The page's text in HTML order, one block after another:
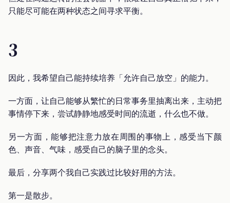
只能尽可能在两种状态之间寻求平衡。
3
因此，我希望自己能持续培养「允许自己放空」的能力。
一方面，让自己能够从繁忙的日常事务里抽离出来，主动把
事情停下来，尝试静静地感受时间的流逝，什么也不做。
另一方面，能够把注意力放在周围的事物上，感受当下颜
色、声音、气味，感受自己的脑子里的念头。
最后，分享两个我自己实践过比较好用的方法。
第一是散步。